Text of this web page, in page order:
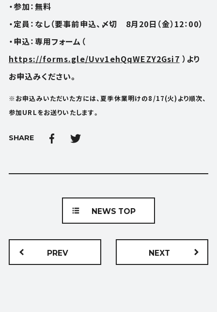
・参加：無料
・定員：なし（要事前申込、〆切 8月20日（金）12：00）
・申込：専用フォーム（
https://forms.gle/Uvv1ehQqWEZY2Gsi7 ）より
お申込みください。
※お申込みいただいた方には、夏季休業明けの8/17(火)より順次、
参加URLをお送りいたします。
SHARE
PREV
NEWS TOP
NEXT